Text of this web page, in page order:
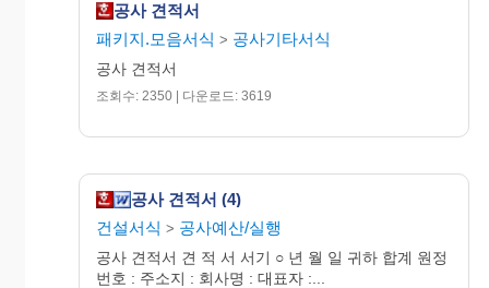
공사 견적서
패키지.모음서식 > 공사기타서식
공사 견적서
조회수: 2350 | 다운로드: 3619
공사 견적서 (4)
건설서식 > 공사예산/실행
공사 견적서 견 적 서 서기 ○ 년 월 일 귀하 합계 원정
번호 : 주소지 : 회사명 : 대표자 :...